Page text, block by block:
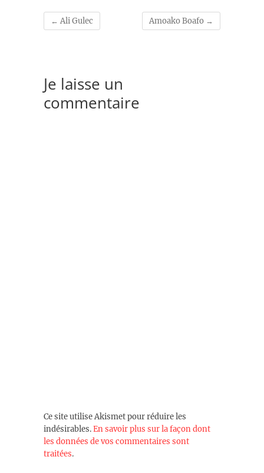
← Ali Gulec Amoako Boafo →
Je laisse un
commentaire
Ce site utilise Akismet pour réduire les
indésirables.En savoir plus sur la façon dont
les données de vos commentaires sont
traitées.